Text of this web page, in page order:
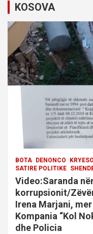
a
i
o
n
KOSOVA
BOTA DENONCO
SATIRE POLITIKE
Video:Saranda
korrupsionit/
Irena Marjani,
Kompania “Kol
dhe Policia